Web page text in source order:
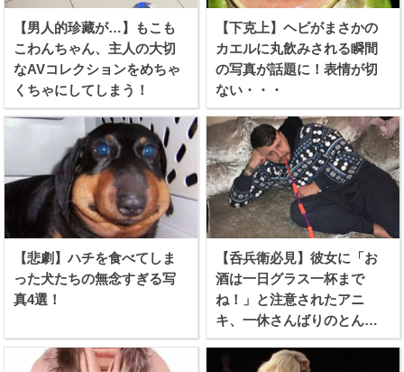
【男人的珍藏が…】もこも
こわんちゃん、主人の大切
なAVコレクションをめちゃ
くちゃにしてしまう！
【下克上】ヘビがまさかの
カエルに丸飲みされる瞬間
の写真が話題に！表情が切
ない・・・
【悲劇】ハチを食べてしま
った犬たちの無念すぎる写
真4選！
【呑兵衛必見】彼女に「お
酒は一日グラス一杯まで
ね！」と注意されたアニ
キ、一休さんばりのとんち
を利かせる！